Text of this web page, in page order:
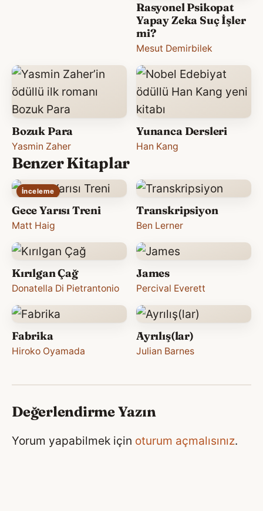
Rasyonel Psikopat
Yapay Zeka Suç İşler
mi?
Mesut Demirbilek
Bozuk Para
Yasmin Zaher
Yunanca Dersleri
Han Kang
Benzer Kitaplar
İnceleme
Gece Yarısı Treni
Matt Haig
Transkripsiyon
Ben Lerner
Kırılgan Çağ
Donatella Di Pietrantonio
James
Percival Everett
Fabrika
Hiroko Oyamada
Ayrılış(lar)
Julian Barnes
Değerlendirme Yazın
Yorum yapabilmek için oturum açmalısınız.